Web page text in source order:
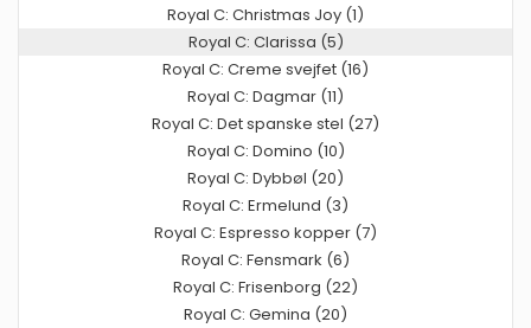
Royal C: Christmas Joy (1)
Royal C: Clarissa (5)
Royal C: Creme svejfet (16)
Royal C: Dagmar (11)
Royal C: Det spanske stel (27)
Royal C: Domino (10)
Royal C: Dybbøl (20)
Royal C: Ermelund (3)
Royal C: Espresso kopper (7)
Royal C: Fensmark (6)
Royal C: Frisenborg (22)
Royal C: Gemina (20)